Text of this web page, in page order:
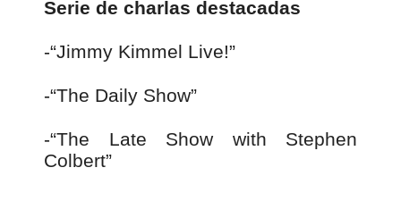
Serie de charlas destacadas
-“Jimmy Kimmel Live!”
-“The Daily Show”
-“The Late Show with Stephen
Colbert”